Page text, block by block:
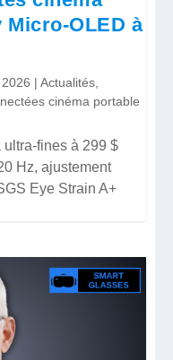
OLED à
|Actualités,
cinéma portable
fines à 299 $
Hz, ajustement
Eye Strain A+